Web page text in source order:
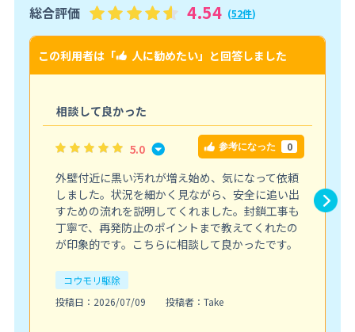
総合評価 4.54 (52件)
この利用者は「 人に勧めたい」と回答しました
相談して良かった
5.0 参考になった 0
外壁付近に黒い汚れが増え始め、気になって依頼
しました。状況を細かく見ながら、安全に追い出
すための流れを説明してくれました。封鎖工事も
丁寧で、再発防止のポイントまで教えてくれたの
が印象的です。こちらに相談して良かったです。
コウモリ駆除
投稿日：2026/07/09
投稿者：Take